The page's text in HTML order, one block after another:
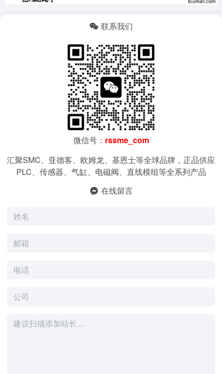
联系我们
微信号： rssme_com
汇聚SMC、亚德客、欧姆龙、基恩士等全球品牌，正品供应
PLC、传感器、气缸、电磁阀、直线模组等全系列产品
在线留言